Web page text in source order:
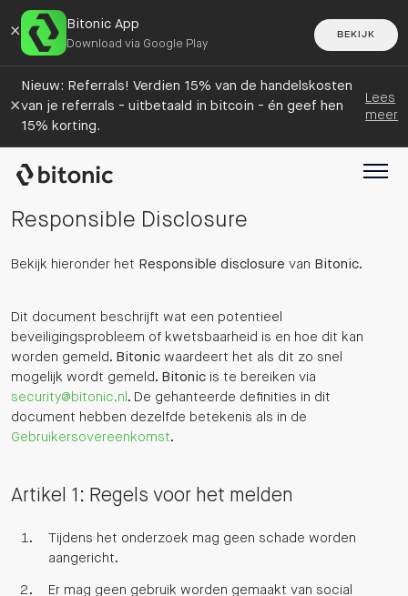
× Bitonic App
Download via Google Play
BEKIJK
×
Nieuw: Referrals! Verdien 15% van de handelskosten
van je referrals - uitbetaald in bitcoin - én geef hen
15% korting.
Lees
meer
Responsible Disclosure
Bekijk hieronder het Responsible disclosure van Bitonic.
Dit document beschrijft wat een potentieel
beveiligingsprobleem of kwetsbaarheid is en hoe dit kan
worden gemeld. Bitonic waardeert het als dit zo snel
mogelijk wordt gemeld. Bitonic is te bereiken via
security@bitonic.nl . De gehanteerde definities in dit
document hebben dezelfde betekenis als in de
Gebruikersovereenkomst.
Artikel 1: Regels voor het melden
Tijdens het onderzoek mag geen schade worden
aangericht.
Er mag geen gebruik worden gemaakt van social